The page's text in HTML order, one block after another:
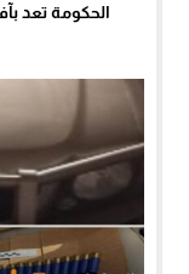
الحكومة تعد